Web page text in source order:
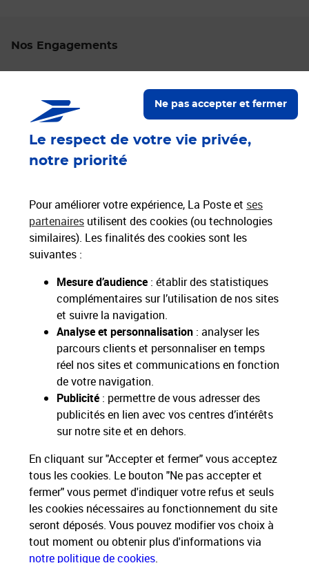
Le respect de votre vie privée,
notre priorité
Pour améliorer votre expérience, La Poste et ses
partenaires utilisent des cookies (ou technologies
similaires). Les finalités des cookies sont les
suivantes :
Mesure d’audience : établir des statistiques
complémentaires sur l’utilisation de nos sites
et suivre la navigation.
Analyse et personnalisation : analyser les
parcours clients et personnaliser en temps
réel nos sites et communications en fonction
de votre navigation.
Publicité : permettre de vous adresser des
publicités en lien avec vos centres d’intérêts
sur notre site et en dehors.
En cliquant sur "Accepter et fermer" vous acceptez
tous les cookies. Le bouton "Ne pas accepter et
fermer" vous permet d'indiquer votre refus et seuls
les cookies nécessaires au fonctionnement du site
seront déposés. Vous pouvez modifier vos choix à
tout moment ou obtenir plus d'informations via
notre politique de cookies.
Ne pas accepter et fermer
Nos Engagements
Localiser un bureau de poste
Paiements 100% sécurisés
Hors livres et hors produits marketplace
Nos engagements
sociétaux et environnementaux
Applications La Poste
Restons connectés
Nos Services
Nos Produits
La Poste vous accompagne